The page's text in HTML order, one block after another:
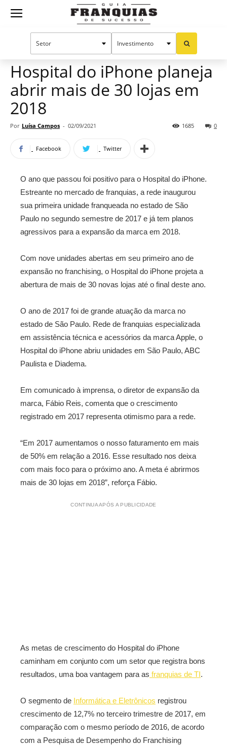
Guia
Mercado de franquias
Hospital do iPhone planeja
abrir mais de 30 lojas em
2018
Por Luísa Campos - 02/09/2021 0
1685
Facebook Twitter
O ano que passou foi positivo para o Hospital do iPhone.
Estreante no mercado de franquias, a rede inaugurou
sua primeira unidade franqueada no estado de São
Paulo no segundo semestre de 2017 e já tem planos
agressivos para a expansão da marca em 2018.
Com nove unidades abertas em seu primeiro ano de
expansão no franchising, o Hospital do iPhone projeta a
abertura de mais de 30 novas lojas até o final deste ano.
O ano de 2017 foi de grande atuação da marca no
estado de São Paulo. Rede de franquias especializada
em assistência técnica e acessórios da marca Apple, o
Hospital do iPhone abriu unidades em São Paulo, ABC
Paulista e Diadema.
Em comunicado à imprensa, o diretor de expansão da
marca, Fábio Reis, comenta que o crescimento
registrado em 2017 representa otimismo para a rede.
“Em 2017 aumentamos o nosso faturamento em mais
de 50% em relação a 2016. Esse resultado nos deixa
com mais foco para o próximo ano. A meta é abrirmos
mais de 30 lojas em 2018”, reforça Fábio.
CONTINUA APÓS A PUBLICIDADE
As metas de crescimento do Hospital do iPhone
caminham em conjunto com um setor que registra bons
resultados, uma boa vantagem para as franquias de TI.
O segmento de Informática e Eletrônicos registrou
crescimento de 12,7% no terceiro trimestre de 2017, em
comparação com o mesmo período de 2016, de acordo
com a Pesquisa de Desempenho do Franchising